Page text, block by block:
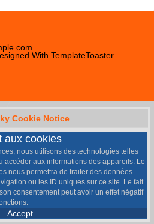
With TemplateToaster
Cookie Notice
aux cookies
nous utilisons des technologies telles
accéder aux informations des appareils. Le
nous permettra de traiter des données
ou les ID uniques sur ce site. Le fait
consentement peut avoir un effet négatif
Accept